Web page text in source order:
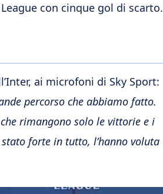
con cinque gol di scarto.
ai microfoni di Sky Sport:
percorso che abbiamo fatto.
rimangono solo le vittorie e i
forte in tutto, l’hanno voluta